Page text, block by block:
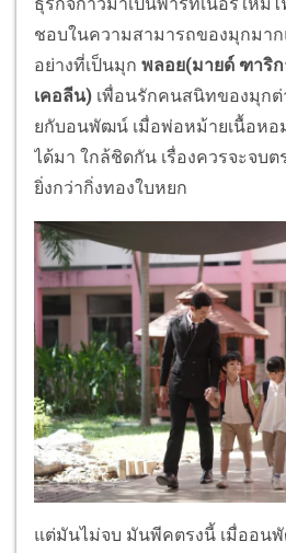
ชอบในความสามารถของมุกมา
อย่างที่เป็นมุก พลอย(มายด์ ฑาริ
เคอลีน) เพื่อนรักคนสนิทของมุกต่
ยกับอนพัฒน์ เมื่อพ่อหม้ายเนื้อห
ได้มา ใกล้ชิดกัน เรื่องควรจะจบ
ยิ่งกว่ากิ่งทองใบหยก
แต่มันไม่จบ มันพีคตรงนี้ เมื่ออน